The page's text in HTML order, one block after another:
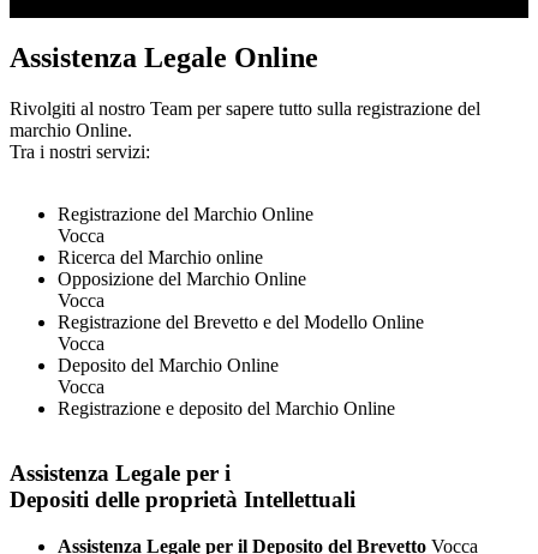
Assistenza Legale Online
Rivolgiti al nostro Team per sapere tutto sulla registrazione del
marchio Online.
Tra i nostri servizi:
Registrazione del Marchio Online
Vocca
Ricerca del Marchio online
Opposizione del Marchio Online
Vocca
Registrazione del Brevetto e del Modello Online
Vocca
Deposito del Marchio Online
Vocca
Registrazione e deposito del Marchio Online
Assistenza Legale per i
Depositi delle proprietà Intellettuali
Assistenza Legale per il Deposito del Brevetto Vocca